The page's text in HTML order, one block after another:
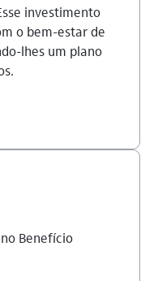
investimento
o bem-estar de
lhes um plano
Benefício